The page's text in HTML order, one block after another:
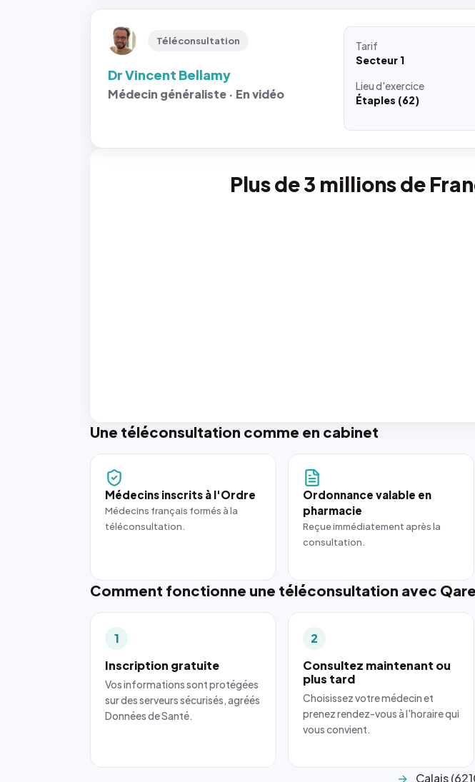
Téléconsultation
Dr Vincent Bellamy
Médecin généraliste · En vidéo
Tarif
Secteur 1
Lieud'exercice
Étaples (62)
Plus de 3 millions de
Une téléconsultation comme en cabinet
Médecins inscrits à l'Ordre
Médecins français formés à la
téléconsultation.
Ordonnance valable en
pharmacie
Reçue immédiatement après la
consultation.
Comment fonctionne une téléconsultation avec
1
Inscription gratuite
Vos informations sont protégées
sur des serveurs sécurisés, agréés
Données de Santé.
2
Consultez maintenant ou
plus tard
Choisissez votre médecin et
prenez rendez-vous à l'horaire qui
vous convient.
Calais